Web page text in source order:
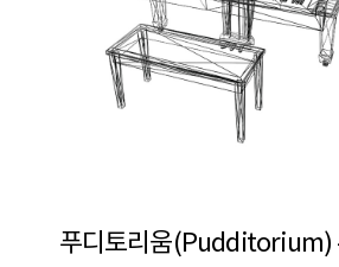
푸디토리움(Pudditorium)